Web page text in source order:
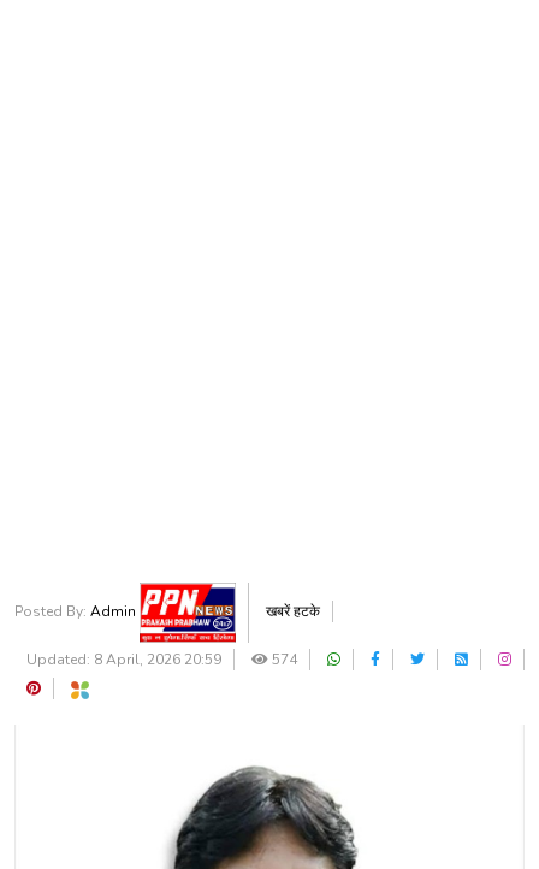
Posted By: Admin खबरें हटके
Updated: 8 April, 2026 20:59 574